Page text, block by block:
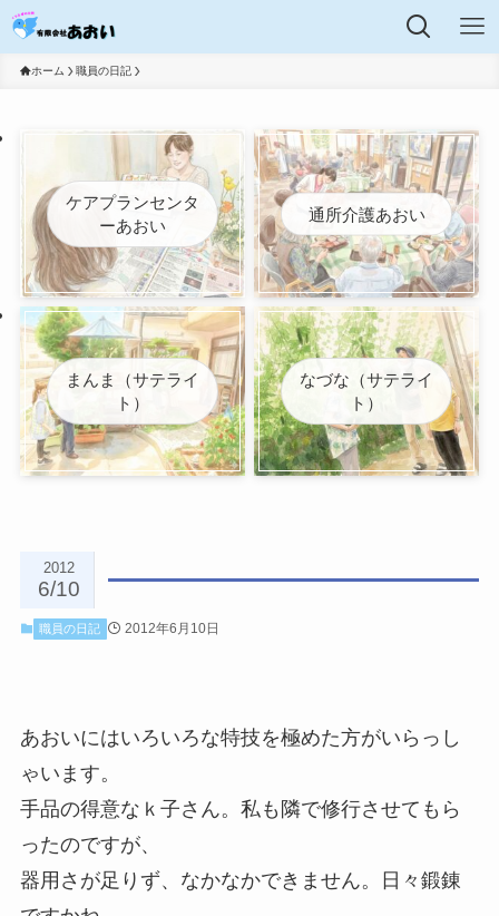
ホーム 職員の日記
ケアプランセンタ
ーあおい
通所介護あおい
まんま（サテライ
ト）
なづな（サテライ
ト）
2012
6/10
職員の日記 2012年6月10日
あおいにはいろいろな特技を極めた方がいらっし
ゃいます。
手品の得意なｋ子さん。私も隣で修行させてもら
ったのですが、
器用さが足りず、なかなかできません。日々鍛錬